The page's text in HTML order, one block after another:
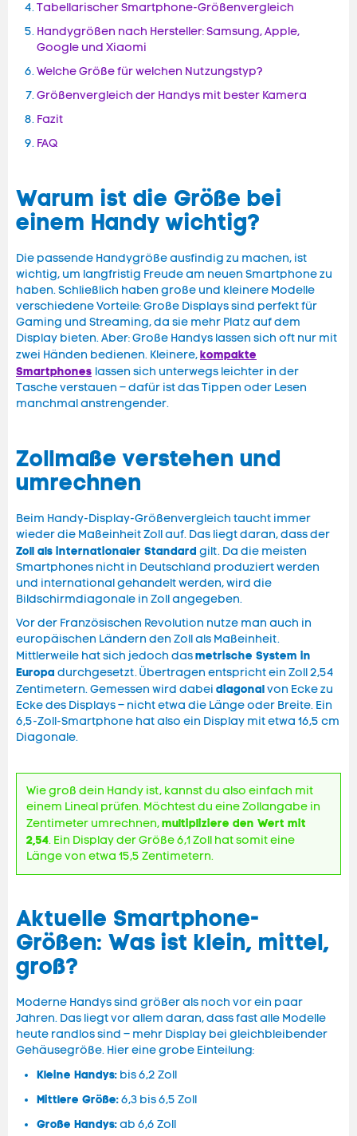
Tabellarischer Smartphone-Größenvergleich
Handygrößen nach Hersteller: Samsung, Apple,
Google und Xiaomi
Welche Größe für welchen Nutzungstyp?
Größenvergleich der Handys mit bester Kamera
Fazit
FAQ
Warum ist die Größe bei
einem Handy wichtig?
Die passende Handygröße ausfindig zu machen, ist
wichtig, um langfristig Freude am neuen Smartphone zu
haben. Schließlich haben große und kleinere Modelle
verschiedene Vorteile: Große Displays sind perfekt für
Gaming und Streaming, da sie mehr Platz auf dem
Display bieten. Aber: Große Handys lassen sich oft nur mit
zwei Händen bedienen. Kleinere,kompakte
Smartphones lassen sich unterwegs leichter in der
Tasche verstauen – dafür ist das Tippen oder Lesen
manchmal anstrengender.
Zollmaße verstehen und
umrechnen
Beim Handy-Display-Größenvergleich taucht immer
wieder die Maßeinheit Zoll auf. Das liegt daran, dass der
Zoll als internationaler Standard gilt. Da die meisten
Smartphones nicht in Deutschland produziert werden
und international gehandelt werden, wird die
Bildschirmdiagonale in Zoll angegeben.
Vor der Französischen Revolution nutze man auch in
europäischen Ländern den Zoll als Maßeinheit.
Mittlerweile hat sich jedoch dasmetrische System in
Europa durchgesetzt. Übertragen entspricht ein Zoll 2,54
Zentimetern. Gemessen wird dabei diagonalvon Ecke zu
Ecke des Displays – nicht etwa die Länge oder Breite. Ein
6,5-Zoll-Smartphone hat also ein Display mit etwa 16,5 cm
Diagonale.
Wie groß dein Handy ist, kannst du also einfach mit
einem Lineal prüfen. Möchtest du eine Zollangabe in
Zentimeter umrechnen,multipliziere den Wert mit
2,54. Ein Display der Größe 6,1 Zoll hat somit eine
Länge von etwa 15,5 Zentimetern.
Aktuelle Smartphone-
Größen: Was ist klein, mittel,
groß?
Moderne Handys sind größer als noch vor ein paar
Jahren. Das liegt vor allem daran, dass fast alle Modelle
heute randlos sind – mehr Display bei gleichbleibender
Gehäusegröße. Hier eine grobe Einteilung:
Kleine Handys: bis 6,2 Zoll
Mittlere Größe:6,3 bis 6,5 Zoll
Große Handys:ab 6,6 Zoll